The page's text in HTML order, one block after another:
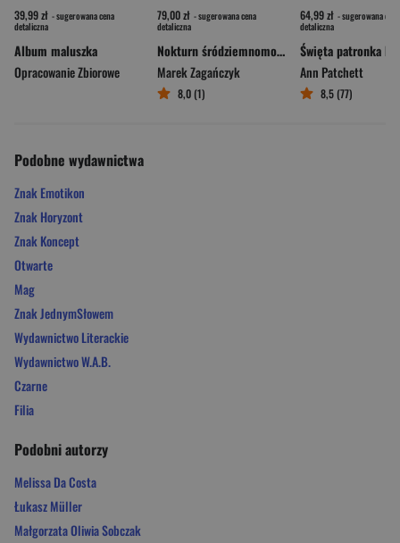
39,99 zł - sugerowana cena
detaliczna
Album maluszka
Opracowanie Zbiorowe
79,00 zł - sugerowana cena
detaliczna
Nokturn śródziemnomorski
Marek Zagańczyk
8,0 (1)
64,99 zł - sugerowana cena
detaliczna
Ann Patchett
8,5 (77)
Podobne wydawnictwa
Znak Emotikon
Znak Horyzont
Znak Koncept
Otwarte
Mag
Znak JednymSłowem
Wydawnictwo Literackie
Wydawnictwo W.A.B.
Czarne
Filia
Podobni autorzy
Melissa Da Costa
Łukasz Müller
Małgorzata Oliwia Sobczak